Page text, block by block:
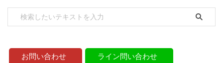
お問い合わせ ライン問い合わせ